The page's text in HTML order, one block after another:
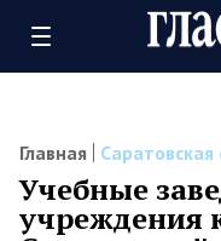
Главная Саратовская
Учебные
учреждения